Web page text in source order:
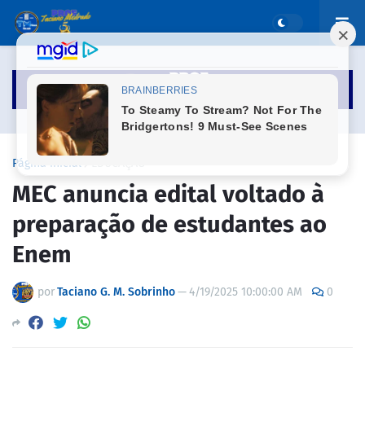
Página inicial
MEC anuncia edital voltado à
preparação de estudantes ao
Enem
porTaciano G. M. Sobrinho—4/19/2025 10:00:00 AM 0